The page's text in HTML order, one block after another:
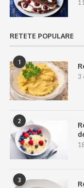
RETETE POPULARE
1
3
2
3